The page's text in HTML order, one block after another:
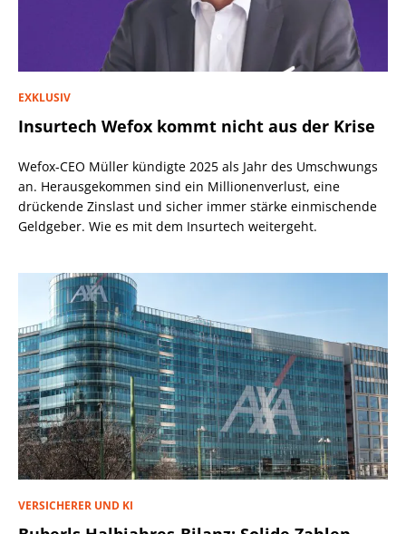
EXKLUSIV
Insurtech Wefox kommt nicht aus der Krise
Wefox-CEO Müller kündigte 2025 als Jahr des Umschwungs
an. Herausgekommen sind ein Millionenverlust, eine
drückende Zinslast und sicher immer stärke einmischende
Geldgeber. Wie es mit dem Insurtech weitergeht.
VERSICHERER UND KI